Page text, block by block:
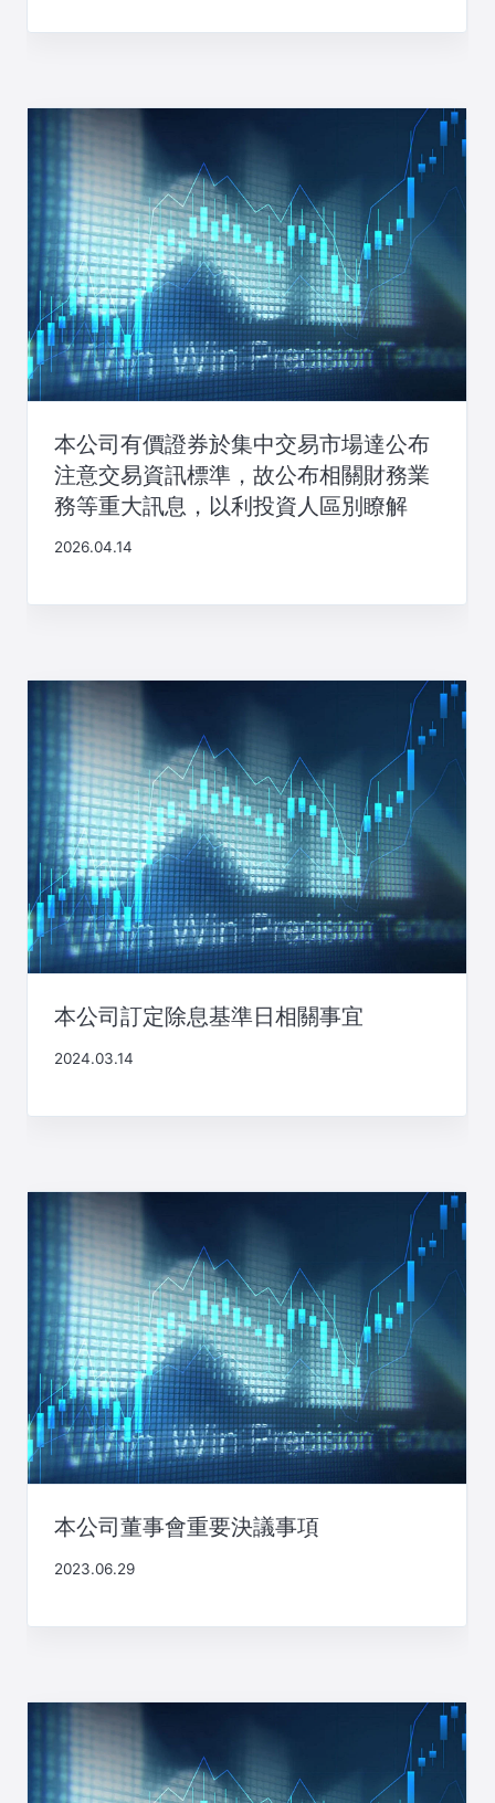
本公司有價證券於集中交易市場達公布
注意交易資訊標準，故公布相關財務業
務等重大訊息，以利投資人區別瞭解
2026.04.14
本公司訂定除息基準日相關事宜
2024.03.14
本公司董事會重要決議事項
2023.06.29